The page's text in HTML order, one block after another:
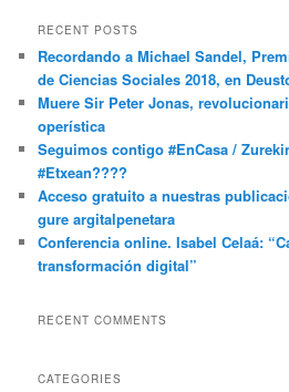
RECENT POSTS
Recordando a Michael Sandel,
de Ciencias Sociales 2018, en
Muere Sir Peter Jonas,
operística
Seguimos contigo #EnCasa /
#Etxean????
Acceso gratuito a nuestras
gure argitalpenetara
Conferencia online. Isabel Celaá:
transformación digital”
RECENT COMMENTS
CATEGORIES